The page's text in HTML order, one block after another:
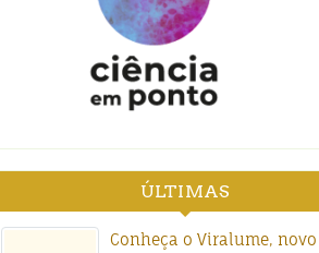
ÚLTIMAS
Conheça o Viralume, novo